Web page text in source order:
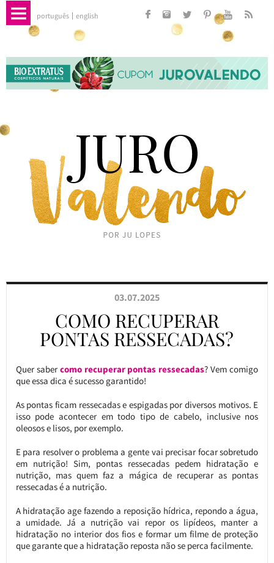
português english
03.07.2025
COMO RECUPERAR
PONTAS RESSECADAS?
Quer saber como recuperar pontas ressecadas? Vem comigo
que essa dica é sucesso garantido!
As pontas ficam ressecadas e espigadas por diversos motivos. E
isso pode acontecer em todo tipo de cabelo, inclusive nos
oleosos e lisos, por exemplo.
E para resolver o problema a gente vai precisar focar sobretudo
em nutrição! Sim, pontas ressecadas pedem hidratação e
nutrição, mas quem faz a mágica de recuperar as pontas
ressecadas é a nutrição.
A hidratação age fazendo a reposição hídrica, repondo a água,
a umidade. Já a nutrição vai repor os lipídeos, manter a
hidratação no interior dos fios e formar um filme de proteção
que garante que a hidratação reposta não se perca facilmente.